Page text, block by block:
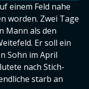
einem Feld nahe
worden. Zwei Tage
Mann als den
Er soll ein
Sohn im April
nach Stich-
starb an